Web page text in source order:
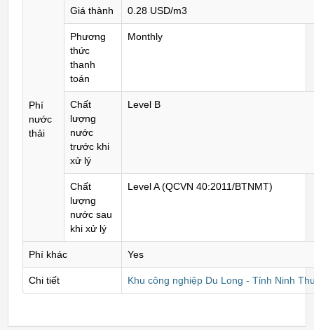
Phí
nước
thải
Giá thành 0.28 USD/m3
Phương
thức
thanh
toán
Monthly
Chất
lượng
nước
trước khi
xử lý
Level B
Chất
lượng
nước sau
khi xử lý
Level A (QCVN 40:2011/BTNMT)
Phí khác Yes
Chi tiết Khu công nghiệp Du Long - Tỉnh Ninh